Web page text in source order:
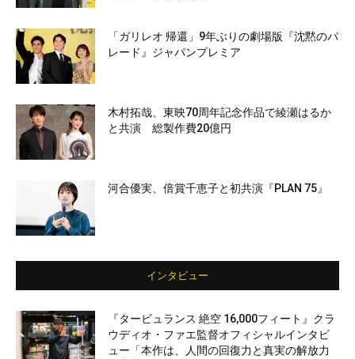
「ガリレオ 帰還」9年ぶりの劇場版『沈黙のパ
レード』ジャパンプレミア
木村拓哉、東映70周年記念作品で綾瀬はるか
と共演 総製作費20億円
河合優実、倍賞千恵子と初共演『PLAN 75』
インタビュー
『タービュランス 絶空 16,000フィート』クラ
ウディオ・ファエ監督オフィシャルインタビ
ュー「本作は、人間の回復力と真実の解放力